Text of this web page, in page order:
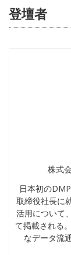
登壇者
株式
日本初の
取締役社長に
活用について
て掲載される
なデータ流